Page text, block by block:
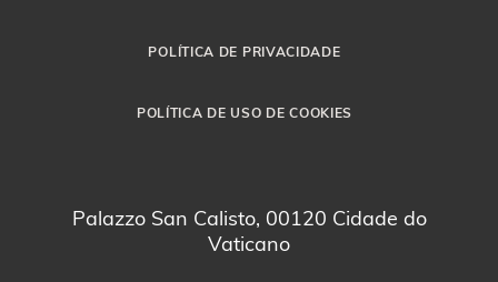
POLÍTICA DE PRIVACIDADE
POLÍTICA DE USO DE COOKIES
Palazzo San Calisto, 00120 Cidade do
Vaticano